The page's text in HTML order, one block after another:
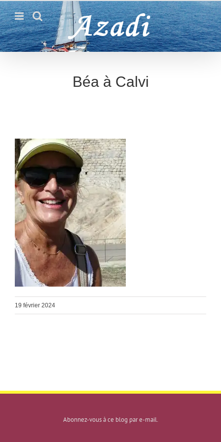
Passer
au
contenu
Béa à Calvi
19 février 2024
Abonnez-vous à ce blog par e-mail.